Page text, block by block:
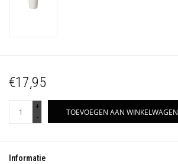
€17,95
+
-
TOEVOEGEN AAN WINKELWAGEN
Informatie